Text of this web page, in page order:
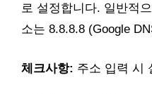
로 설정합니다. 일반적
소는 8.8.8.8 (Google
체크사항: 주소 입력 시